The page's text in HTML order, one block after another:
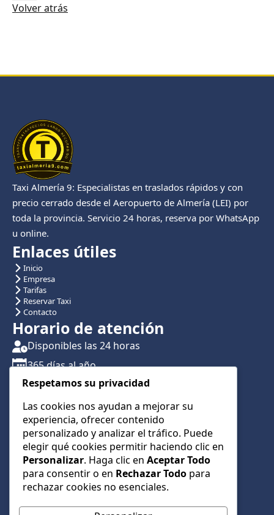
Volver atrás
Taxi Almería 9: Especialistas en traslados rápidos y con
precio cerrado desde el Aeropuerto de Almería (LEI) por
toda la provincia. Servicio 24 horas, reserva por WhatsApp
u online.
Enlaces útiles
Inicio
Empresa
Tarifas
Reservar Taxi
Contacto
Horario de atención
Disponibles las 24 horas
365 días al año
Traslados con reserva previa
Atención por teléfono y WhatsApp 24/7
CONTÁCTANOS
+34 622 01 23 74
+34 622 01 23 74
info@taxialmeria9.com
Respetamos su privacidad
Las cookies nos ayudan a mejorar su
experiencia, ofrecer contenido
personalizado y analizar el tráfico. Puede
elegir qué cookies permitir haciendo clic en
Personalizar. Haga clic en Aceptar Todo
para consentir o en Rechazar Todo para
rechazar cookies no esenciales.